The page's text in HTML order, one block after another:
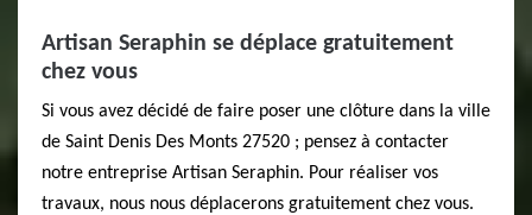
Artisan Seraphin se déplace gratuitement
chez vous
Si vous avez décidé de faire poser une clôture dans la ville
de Saint Denis Des Monts 27520 ; pensez à contacter
notre entreprise Artisan Seraphin. Pour réaliser vos
travaux, nous nous déplacerons gratuitement chez vous.